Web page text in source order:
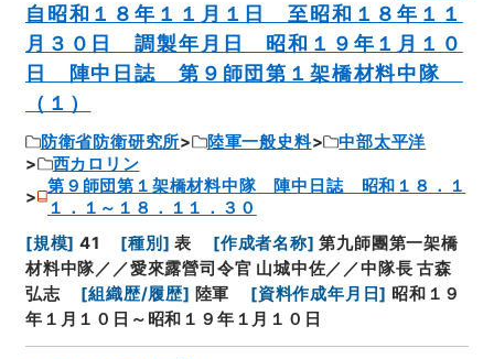
自昭和１８年１１月１日 至昭和１８年１１
月３０日 調製年月日 昭和１９年１月１０
日 陣中日誌 第９師団第１架橋材料中隊
（１）
防衛省防衛研究所 陸軍一般史料
中部太平洋
西カロリン
第９師団第１架橋材料中隊 陣中日誌 昭和１８．１
１．１～１８．１１．３０
[規模] 41 [種別 ] 表 [作成者名称] 第九師團第一架橋
材料中隊／／愛來露營司令官 山城中佐／／中隊長 古森
弘志
[組織歴/履歴] 陸軍 [資料作成年月日] 昭和１９
年１月１０日～昭和１９年１月１０日